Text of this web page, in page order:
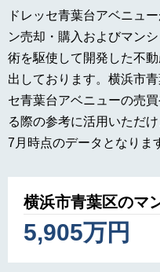
ドレッセ青葉台アベニュ
ン売却・購入およびマン
術を駆使して開発した不
出しております。横浜市
セ青葉台アベニューの売
る際の参考に活用いただ
7月時点のデータとなりま
横浜市青葉区のマ
5,905万円